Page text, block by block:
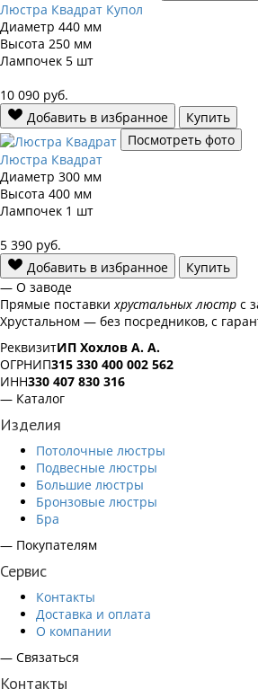
Люстра Квадрат Купол
Диаметр 440 мм
Высота 250 мм
Лампочек 5 шт
10 090 руб.
Добавить в избранное
Купить
Посмотреть фото
Люстра Квадрат
Диаметр 300 мм
Высота 400 мм
Лампочек 1 шт
5 390 руб.
Добавить в избранное
Купить
— О заводе
Прямые поставкихрустальных люстр с
Хрустальном — без посредников, с
РеквизитИП Хохлов А. А.
ОГРНИП315 330 400 002 562
ИНН330 407 830 316
— Каталог
Изделия
Потолочные люстры
Подвесные люстры
Большие люстры
Бронзовые люстры
Бра
— Покупателям
Сервис
Контакты
Доставка и оплата
О компании
— Связаться
Контакты